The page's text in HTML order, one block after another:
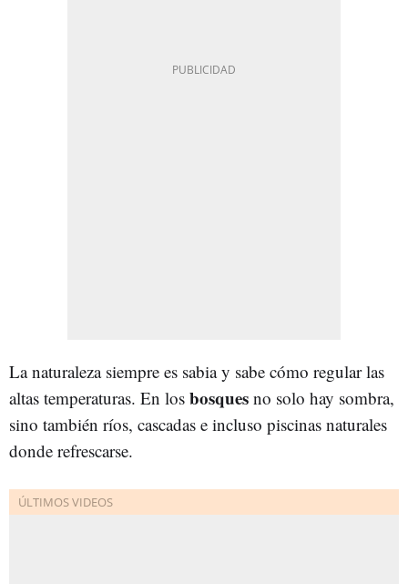
La naturaleza siempre es sabia y sabe cómo regular las
altas temperaturas. En los bosques no solo hay sombra,
sino también ríos, cascadas e incluso piscinas naturales
donde refrescarse.